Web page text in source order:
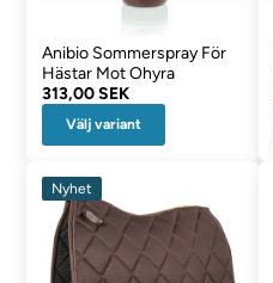
Anibio Sommerspray För
Hästar Mot Ohyra
313,00 SEK
Välj variant
Nyhet